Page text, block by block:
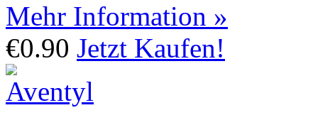
Mehr Information »
€0.90 Jetzt Kaufen!